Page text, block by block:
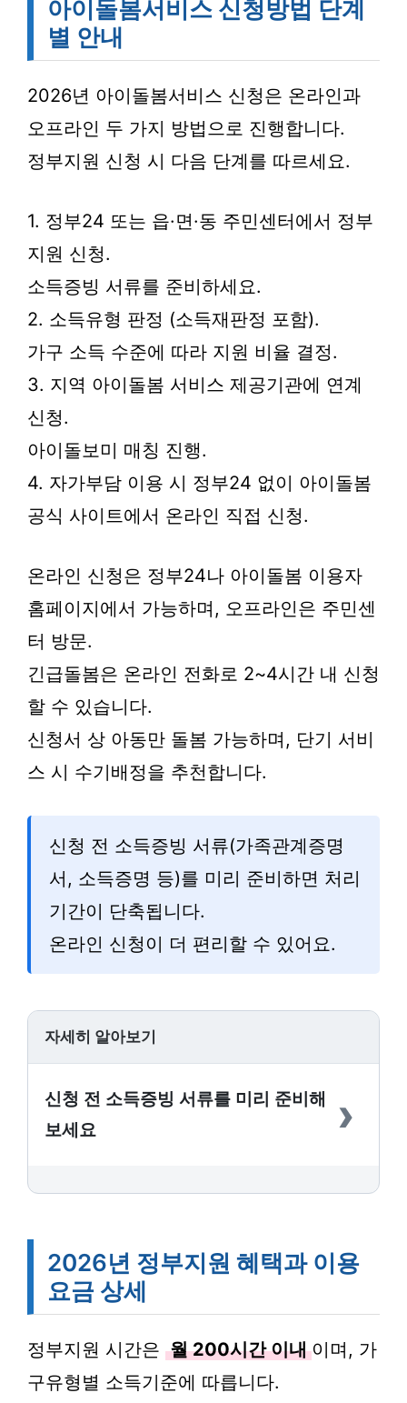
아이돌봄서비스 신청방법 단계
별 안내
2026년 아이돌봄서비스 신청은 온라인과
오프라인 두 가지 방법으로 진행합니다.
정부지원 신청 시 다음 단계를 따르세요.
1. 정부24 또는 읍·면·동 주민센터에서 정부
지원 신청.
소득증빙 서류를 준비하세요.
2. 소득유형 판정 (소득재판정 포함).
가구 소득 수준에 따라 지원 비율 결정.
3. 지역 아이돌봄 서비스 제공기관에 연계
신청.
아이돌보미 매칭 진행.
4. 자가부담 이용 시 정부24 없이 아이돌봄
공식 사이트에서 온라인 직접 신청.
온라인 신청은 정부24나 아이돌봄 이용자
홈페이지에서 가능하며, 오프라인은 주민센
터 방문.
긴급돌봄은 온라인 전화로 2~4시간 내 신청
할 수 있습니다.
신청서 상 아동만 돌봄 가능하며, 단기 서비
스 시 수기배정을 추천합니다.
신청 전 소득증빙 서류(가족관계증명
서, 소득증명 등)를 미리 준비하면 처리
기간이 단축됩니다.
온라인 신청이 더 편리할 수 있어요.
자세히 알아보기
신청 전 소득증빙 서류를 미리 준비해
보세요
›
2026년 정부지원 혜택과 이용
요금 상세
정부지원 시간은 월 200시간 이내 이며, 가
구유형별 소득기준에 따릅니다.